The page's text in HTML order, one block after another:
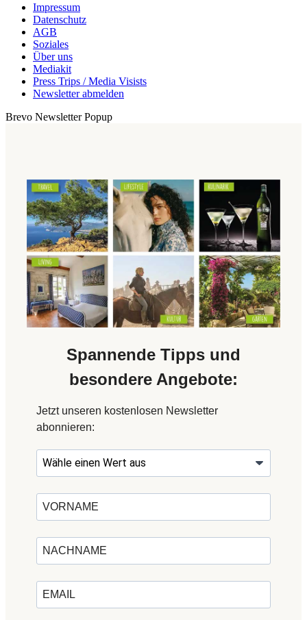
Impressum
Datenschutz
AGB
Soziales
Über uns
Mediakit
Press Trips / Media Visists
Newsletter abmelden
Brevo Newsletter Popup